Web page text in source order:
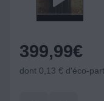
399,99€
dont 0,13 € d'éco-part